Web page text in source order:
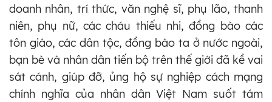
doanh nhân, trí thức, văn nghệ sĩ, phụ lão, thanh
niên, phụ nữ, các cháu thiếu nhi, đồng bào các
tôn giáo, các dân tộc, đồng bào ta ở nước ngoài,
bạn bè và nhân dân tiến bộ trên thế giới đã kề vai
sát cánh, giúp đỡ, ủng hộ sự nghiệp cách mạng
chính nghĩa của nhân dân Việt Nam suốt tám